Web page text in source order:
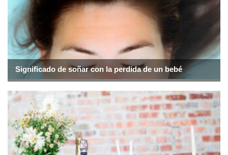
Significado de soñar con la perdida de un bebé